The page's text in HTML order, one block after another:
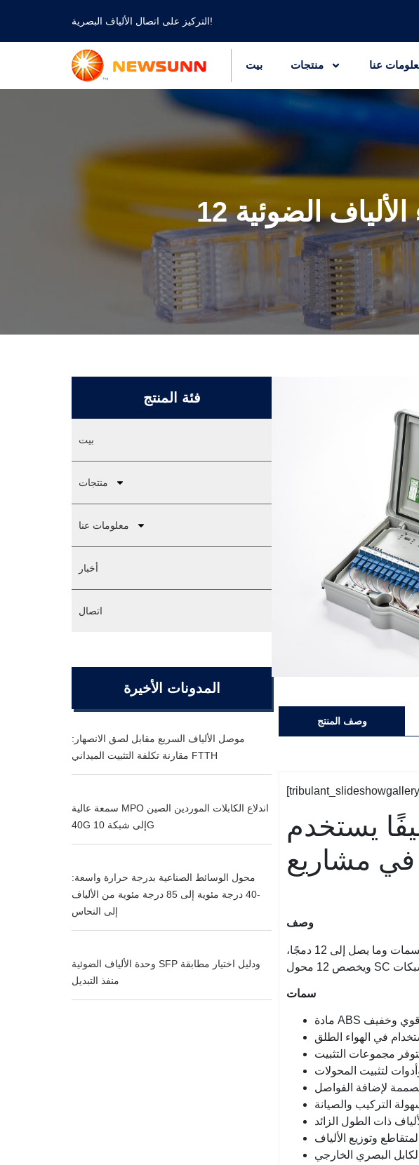
التركيز على اتصال الألياف البصرية!
بيت منتجات عنا
فئة المنتج
بيت
منتجات
معلومات عنا
أخبار
اتصال
المدونات الأخيرة
موصل الألياف السريع مقابل لصق الانصهار:
مقارنة تكلفة التثبيت الميداني FTTH
سمعة عالية MPO اندلاع الكابلات الموردين الصين
40G إلى شبكة 10G
محول الوسائط الصناعية بدرجة حرارة واسعة:
-40 درجة مئوية إلى 85 درجة مئوية من الألياف
إلى النحاس
وحدة الألياف الضوئية SFP ودليل اختيار مطابقة
منفذ التبديل
وصف المنتج
إنهاء الألياف الضوئية لعدد 12 ليفًا يستخدم
وصف
ينهي صندوق إنهاء الألياف الضوئية ما يصل إلى 2 من كابلات الألياف الضوئية، ويوفر مساحات للمقسمات وما يصل إلى 12 دمجًا،
سمات